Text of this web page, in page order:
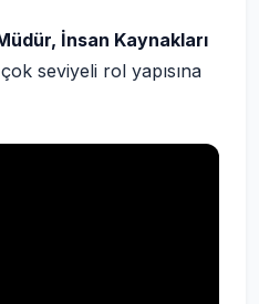
İnsan Kaynakları
seviyeli rol yapısına